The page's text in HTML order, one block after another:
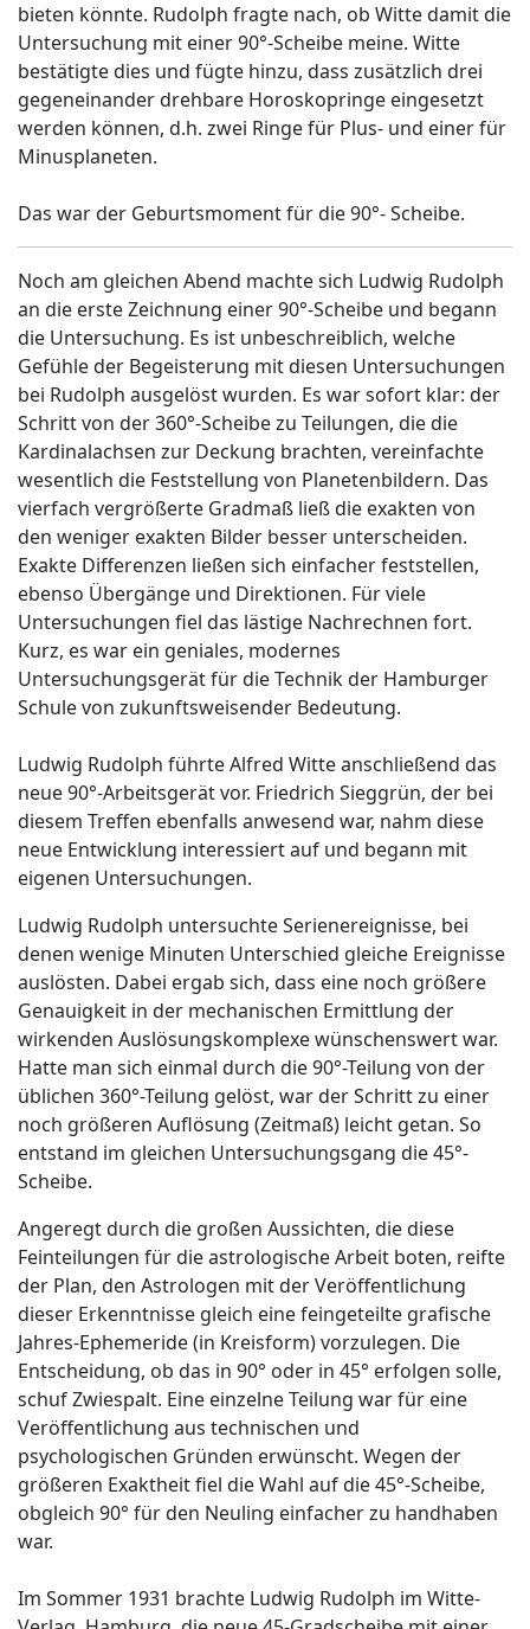
bieten könnte. Rudolph fragte nach, ob Witte damit die
Untersuchung mit einer 90°-Scheibe meine. Witte
bestätigte dies und fügte hinzu, dass zusätzlich drei
gegeneinander drehbare Horoskopringe eingesetzt
werden können, d.h. zwei Ringe für Plus- und einer für
Minusplaneten.
Das war der Geburtsmoment für die 90°- Scheibe.
Noch am gleichen Abend machte sich Ludwig Rudolph
an die erste Zeichnung einer 90°-Scheibe und begann
die Untersuchung. Es ist unbeschreiblich, welche
Gefühle der Begeisterung mit diesen Untersuchungen
bei Rudolph ausgelöst wurden. Es war sofort klar: der
Schritt von der 360°-Scheibe zu Teilungen, die die
Kardinalachsen zur Deckung brachten, vereinfachte
wesentlich die Feststellung von Planetenbildern. Das
vierfach vergrößerte Gradmaß ließ die exakten von
den weniger exakten Bilder besser unterscheiden.
Exakte Differenzen ließen sich einfacher feststellen,
ebenso Übergänge und Direktionen. Für viele
Untersuchungen fiel das lästige Nachrechnen fort.
Kurz, es war ein geniales, modernes
Untersuchungsgerät für die Technik der Hamburger
Schule von zukunftsweisender Bedeutung.
Ludwig Rudolph führte Alfred Witte anschließend das
neue 90°-Arbeitsgerät vor. Friedrich Sieggrün, der bei
diesem Treffen ebenfalls anwesend war, nahm diese
neue Entwicklung interessiert auf und begann mit
eigenen Untersuchungen.
Ludwig Rudolph untersuchte Serienereignisse, bei
denen wenige Minuten Unterschied gleiche Ereignisse
auslösten. Dabei ergab sich, dass eine noch größere
Genauigkeit in der mechanischen Ermittlung der
wirkenden Auslösungskomplexe wünschenswert war.
Hatte man sich einmal durch die 90°-Teilung von der
üblichen 360°-Teilung gelöst, war der Schritt zu einer
noch größeren Auflösung (Zeitmaß) leicht getan. So
entstand im gleichen Untersuchungsgang die 45°-
Scheibe.
Angeregt durch die großen Aussichten, die diese
Feinteilungen für die astrologische Arbeit boten, reifte
der Plan, den Astrologen mit der Veröffentlichung
dieser Erkenntnisse gleich eine feingeteilte grafische
Jahres-Ephemeride (in Kreisform) vorzulegen. Die
Entscheidung, ob das in 90° oder in 45° erfolgen solle,
schuf Zwiespalt. Eine einzelne Teilung war für eine
Veröffentlichung aus technischen und
psychologischen Gründen erwünscht. Wegen der
größeren Exaktheit fiel die Wahl auf die 45°-Scheibe,
obgleich 90° für den Neuling einfacher zu handhaben
war.
Im Sommer 1931 brachte Ludwig Rudolph im Witte-